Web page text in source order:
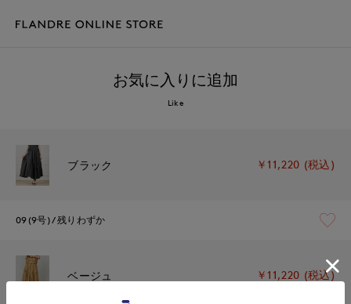
お気に入りに追加
Like
ブラック ￥11,220 (税込)
09(9号) 残りわずか
ベージュ ￥11,220 (税込)